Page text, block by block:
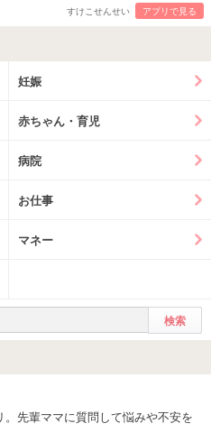
すけこせんせい アプリで見る
妊娠
赤ちゃん・育児
病院
お仕事
マネー
先輩ママに質問して悩みや不安を